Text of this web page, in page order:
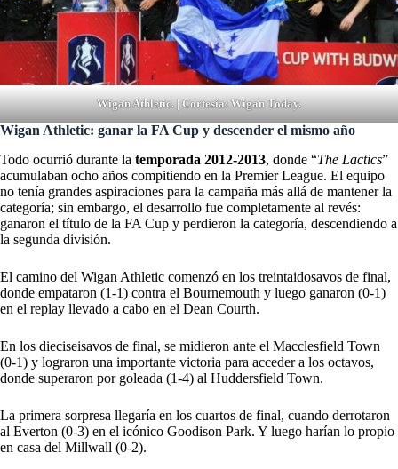
Wigan Athletic. | Cortesía: Wigan Today.
Wigan Athletic: ganar la FA Cup y descender el mismo año
Todo ocurrió durante la temporada 2012-2013, donde “The Lactics”
acumulaban ocho años compitiendo en la Premier League. El equipo
no tenía grandes aspiraciones para la campaña más allá de mantener la
categoría; sin embargo, el desarrollo fue completamente al revés:
ganaron el título de la FA Cup y perdieron la categoría, descendiendo a
la segunda división.
El camino del Wigan Athletic comenzó en los treintaidosavos de final,
donde empataron (1-1) contra el Bournemouth y luego ganaron (0-1)
en el replay llevado a cabo en el Dean Courth.
En los dieciseisavos de final, se midieron ante el Macclesfield Town
(0-1) y lograron una importante victoria para acceder a los octavos,
donde superaron por goleada (1-4) al Huddersfield Town.
La primera sorpresa llegaría en los cuartos de final, cuando derrotaron
al Everton (0-3) en el icónico Goodison Park. Y luego harían lo propio
en casa del Millwall (0-2).